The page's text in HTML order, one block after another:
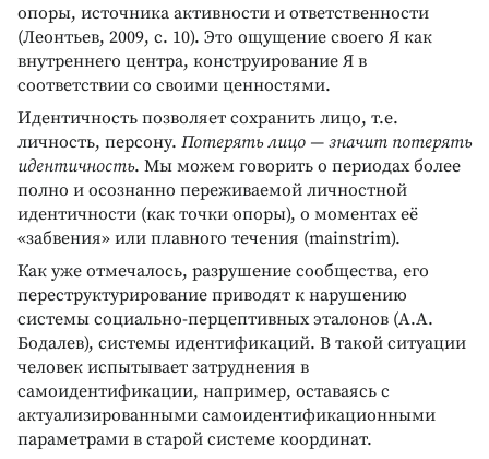
опоры, источника активности и ответственности
(Леонтьев, 2009, с. 10). Это ощущение своего Я как
внутреннего центра, конструирование Я в
соответствии со своими ценностями.
Идентичность позволяет сохранить лицо, т.е.
личность, персону. Потерять лицо — значит потерять
идентичность. Мы можем говорить о периодах более
полно и осознанно переживаемой личностной
идентичности (как точки опоры), о моментах её
«забвения» или плавного течения (mainstrim).
Как уже отмечалось, разрушение сообщества, его
переструктурирование приводят к нарушению
системы социально-перцептивных эталонов (А.А.
Бодалев), системы идентификаций. В такой ситуации
человек испытывает затруднения в
самоидентификации, например, оставаясь с
актуализированными самоидентификационными
параметрами в старой системе координат.